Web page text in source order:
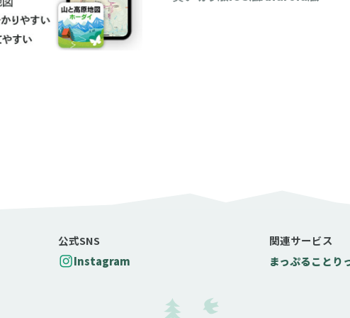
公式SNS
Instagram
関連サービス
まっぷることり